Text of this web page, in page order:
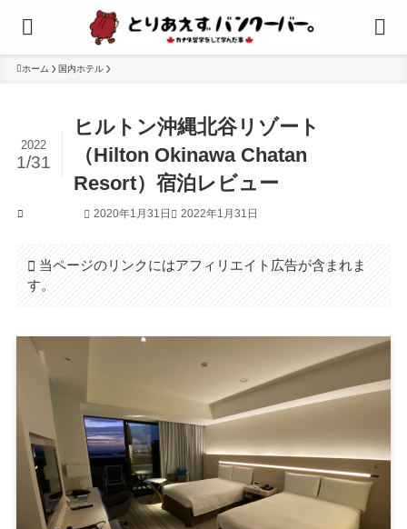
ホーム 国内ホテル
ヒルトン沖縄北谷リゾート
（Hilton Okinawa Chatan
Resort）宿泊レビュー
2022
1/31
2020年1月31日 2022年1月31日
当ページのリンクにはアフィリエイト広告が含まれま
す。